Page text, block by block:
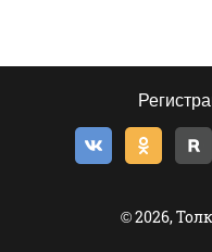
© 2026,